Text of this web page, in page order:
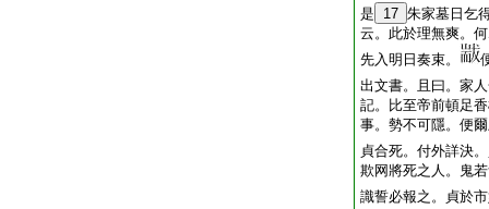
是
17 朱家墓日乞
云。此於理無爽。
先入明日奏束。
出文書。且曰。家
記。比至帝前頓足
事。勢不可隱。便
貞合死。付外詳決
欺网將死之人。鬼
識誓必報之。貞於